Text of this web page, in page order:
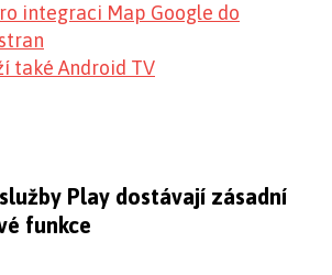
integraci Map Google do
také Android TV
Play dostávají zásadní
funkce